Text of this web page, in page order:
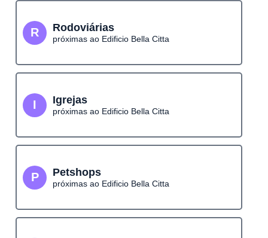
R Rodoviárias
próximas ao Edificio Bella Citta
I Igrejas
próximas ao Edificio Bella Citta
P Petshops
próximas ao Edificio Bella Citta